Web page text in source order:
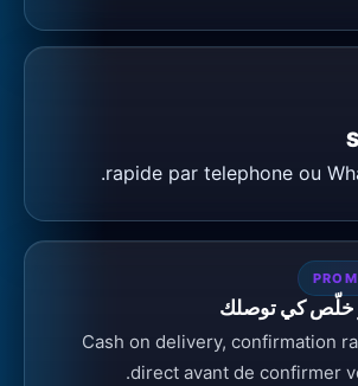
خلّص كي توصلك
Cash on delivery, confirmation
direct avant de confirmer